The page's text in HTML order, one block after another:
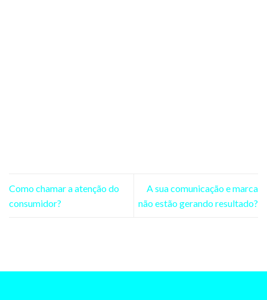
Como chamar a atenção do
consumidor?
A sua comunicação e marca
não estão gerando resultado?